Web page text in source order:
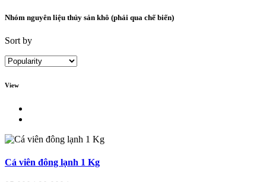
Nhóm nguyên liệu thủy sản khô (phải qua chế biến)
Sort by
View
Cá viên đông lạnh 1 Kg